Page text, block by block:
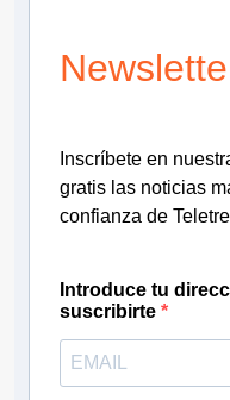
Inscríbete en
gratis las noticias
confianza de
Introduce tu
suscribirte